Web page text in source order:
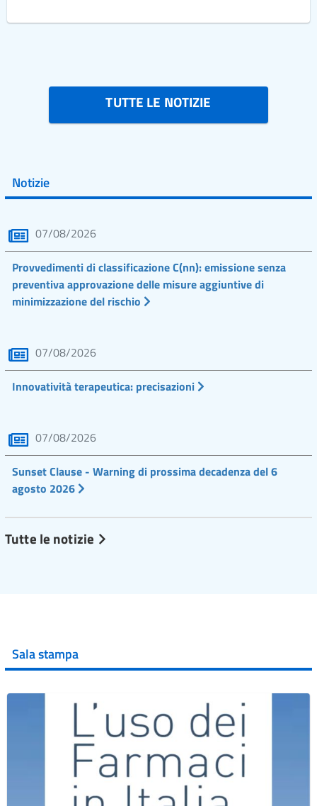
TUTTE LE NOTIZIE
Notizie
07/08/2026
Provvedimenti di classificazione C(nn): emissione senza
preventiva approvazione delle misure aggiuntive di
minimizzazione del rischio
07/08/2026
Innovatività terapeutica: precisazioni
07/08/2026
Sunset Clause - Warning di prossima decadenza del 6
agosto 2026
Tutte le notizie
Sala stampa